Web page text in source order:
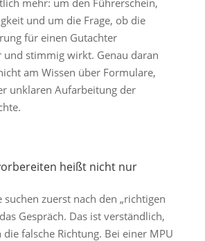
und um die Frage, ob die
für einen Gutachter
und stimmig wirkt. Genau daran
am Wissen über Formulare,
unklaren Aufarbeitung der
heißt nicht nur
zuerst nach den „richtigen
Gespräch. Das ist verständlich,
falsche Richtung. Bei einer MPU